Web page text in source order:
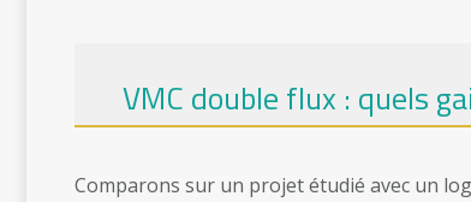
VMC double flux : quels
Comparons sur un projet étudié avec un